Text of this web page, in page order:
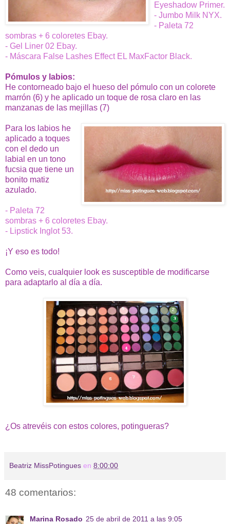
Eyeshadow Primer.
- Jumbo Milk NYX.
- Paleta 72
sombras + 6 coloretes Ebay.
- Gel Liner 02 Ebay.
- Máscara False Lashes Effect EL MaxFactor Black.
Pómulos y labios:
He contorneado bajo el hueso del pómulo con un colorete
marrón (6) y he aplicado un toque de rosa claro en las
manzanas de las mejillas (7)
Para los labios he
aplicado a toques
con el dedo un
labial en un tono
fucsia que tiene un
bonito matiz
azulado.
- Paleta 72
sombras + 6 coloretes Ebay.
- Lipstick Inglot 53.
¡Y eso es todo!
Como veis, cualquier look es susceptible de modificarse
para adaptarlo al día a día.
¿Os atrevéis con estos colores, potingueras?
Beatriz MissPotingues en 8:00:00
48 comentarios:
Marina Rosado 25 de abril de 2011 a las 9:05